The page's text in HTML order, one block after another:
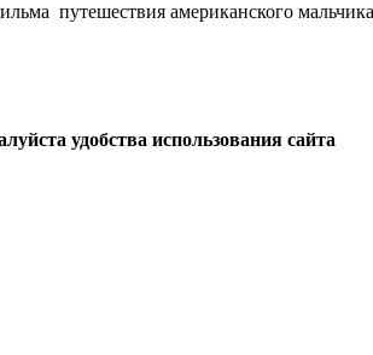
 путешествия американского
удобства использования сайта